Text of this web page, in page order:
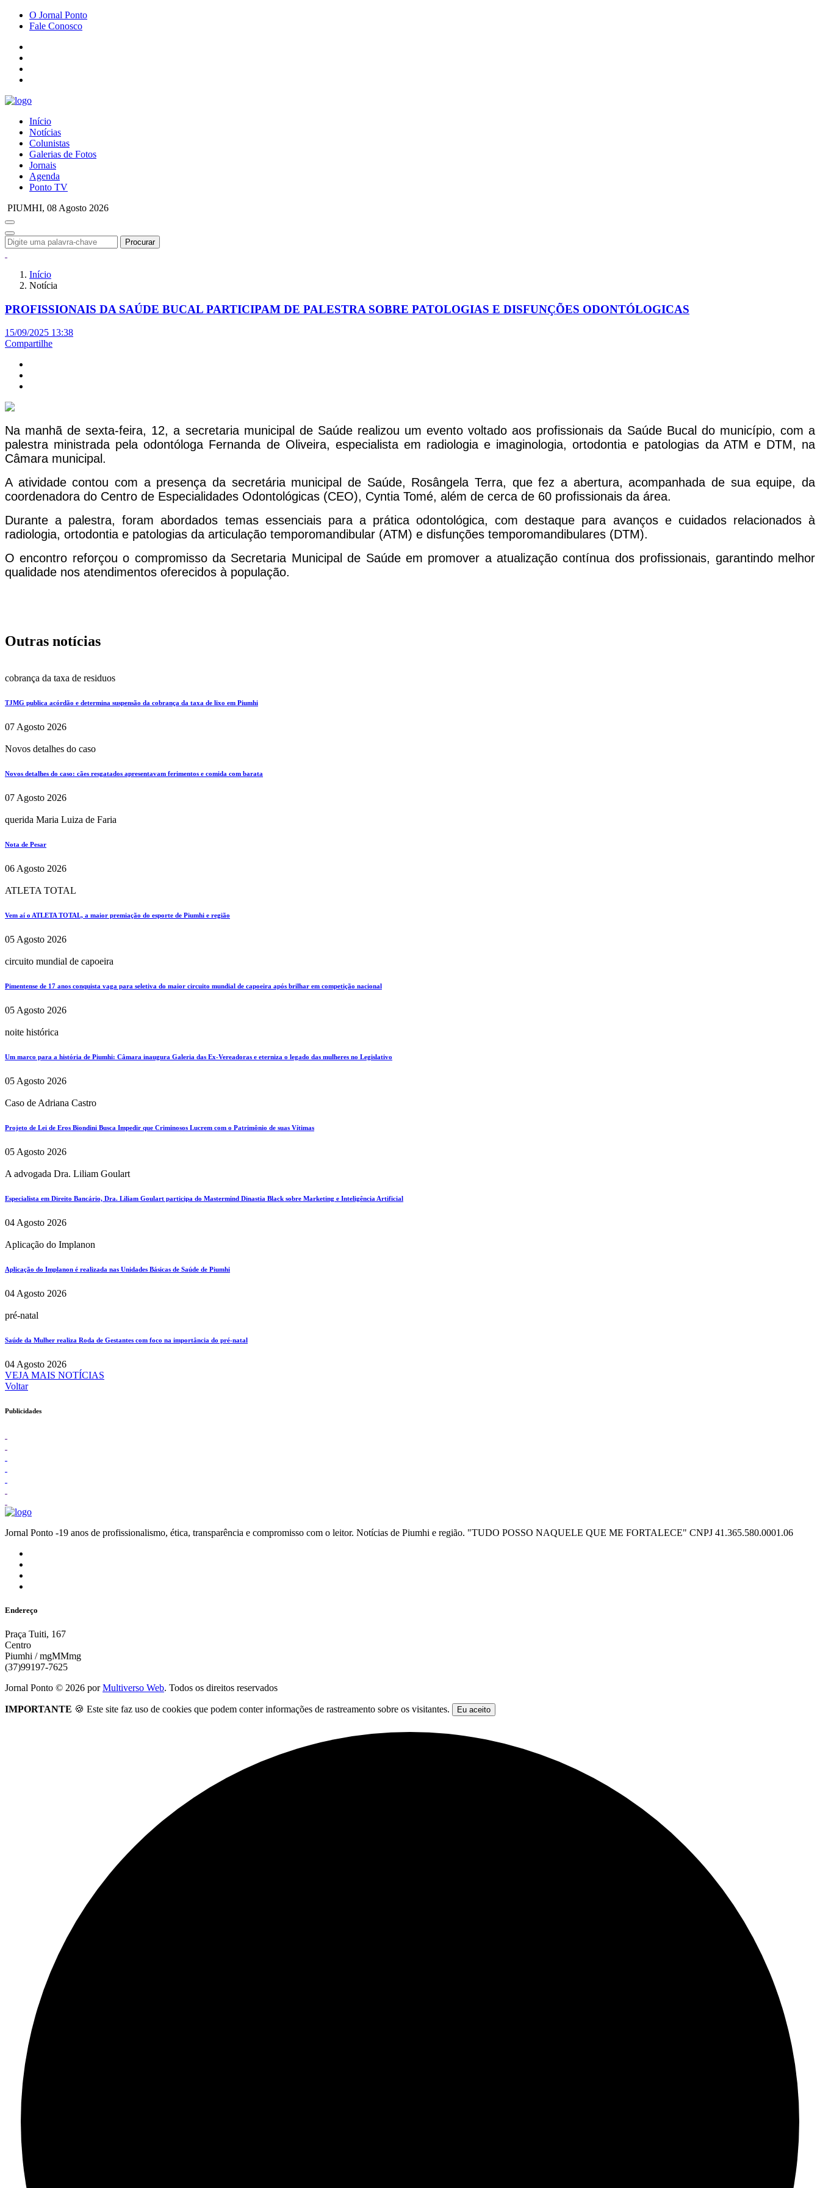
O Jornal Ponto
Fale Conosco
Início
Notícias
Colunistas
Galerias de Fotos
Jornais
Agenda
Ponto TV
PIUMHI, 08 Agosto 2026
Procurar
Início
Notícia
PROFISSIONAIS DA SAÚDE BUCAL PARTICIPAM DE PALESTRA SOBRE PATOLOGIAS E DISFUNÇÕES ODONTÓLOGICAS
15/09/2025 13:38
Compartilhe
Na manhã de sexta-feira, 12, a secretaria municipal de Saúde realizou um evento voltado aos profissionais da Saúde Bucal do município, com a
palestra ministrada pela odontóloga Fernanda de Oliveira, especialista em radiologia e imaginologia, ortodontia e patologias da ATM e DTM, na
Câmara municipal.
A atividade contou com a presença da secretária municipal de Saúde, Rosângela Terra, que fez a abertura, acompanhada de sua equipe, da
coordenadora do Centro de Especialidades Odontológicas (CEO), Cyntia Tomé, além de cerca de 60 profissionais da área.
Durante a palestra, foram abordados temas essenciais para a prática odontológica, com destaque para avanços e cuidados relacionados à
radiologia, ortodontia e patologias da articulação temporomandibular (ATM) e disfunções temporomandibulares (DTM).
O encontro reforçou o compromisso da Secretaria Municipal de Saúde em promover a atualização contínua dos profissionais, garantindo melhor
qualidade nos atendimentos oferecidos à população.
Outras notícias
cobrança da taxa de residuos
TJMG publica acórdão e determina suspensão da cobrança da taxa de lixo em Piumhi
07 Agosto 2026
Novos detalhes do caso
Novos detalhes do caso: cães resgatados apresentavam ferimentos e comida com barata
07 Agosto 2026
querida Maria Luiza de Faria
Nota de Pesar
06 Agosto 2026
ATLETA TOTAL
Vem aí o ATLETA TOTAL, a maior premiação do esporte de Piumhi e região
05 Agosto 2026
circuito mundial de capoeira
Pimentense de 17 anos conquista vaga para seletiva do maior circuito mundial de capoeira após brilhar em competição nacional
05 Agosto 2026
noite histórica
Um marco para a história de Piumhi: Câmara inaugura Galeria das Ex-Vereadoras e eterniza o legado das mulheres no Legislativo
05 Agosto 2026
Caso de Adriana Castro
Projeto de Lei de Eros Biondini Busca Impedir que Criminosos Lucrem com o Patrimônio de suas Vítimas
05 Agosto 2026
A advogada Dra. Liliam Goulart
Especialista em Direito Bancário, Dra. Liliam Goulart participa do Mastermind Dinastia Black sobre Marketing e Inteligência Artificial
04 Agosto 2026
Aplicação do Implanon
Aplicação do Implanon é realizada nas Unidades Básicas de Saúde de Piumhi
04 Agosto 2026
pré-natal
Saúde da Mulher realiza Roda de Gestantes com foco na importância do pré-natal
04 Agosto 2026
VEJA MAIS NOTÍCIAS
Voltar
Publicidades
Jornal Ponto -19 anos de profissionalismo, ética, transparência e compromisso com o leitor. Notícias de Piumhi e região. "TUDO POSSO NAQUELE QUE ME FORTALECE" CNPJ 41.365.580.0001.06
Endereço
Praça Tuiti, 167
Centro
Piumhi / mgMMmg
(37)99197-7625
Jornal Ponto © 2026 porMultiverso Web. Todos os direitos reservados
IMPORTANTE 🍪 Este site faz uso de cookies que podem conter informações de rastreamento sobre os visitantes. Eu aceito